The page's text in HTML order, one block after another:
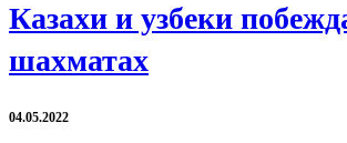
Казахи и узбеки
шахматах
04.05.2022